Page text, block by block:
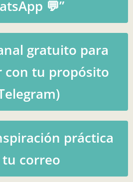
💬”
gratuito para
con tu propósito
práctica
correo